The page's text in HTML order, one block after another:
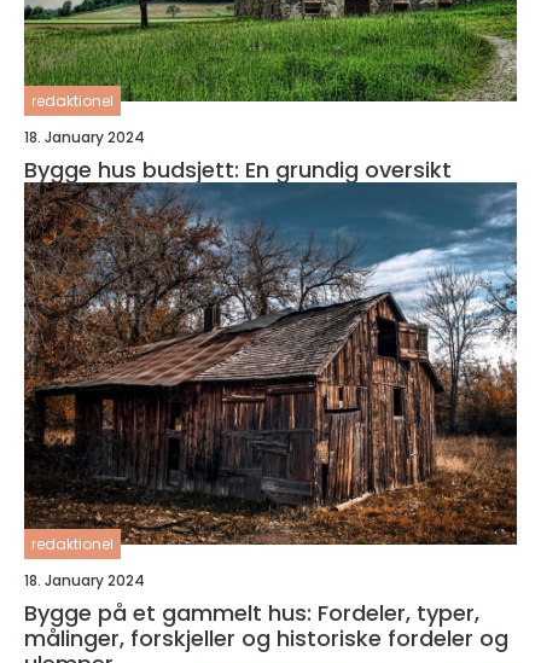
redaktionel
18. January 2024
Bygge hus budsjett: En grundig oversikt
redaktionel
18. January 2024
Bygge på et gammelt hus: Fordeler, typer,
målinger, forskjeller og historiske fordeler og